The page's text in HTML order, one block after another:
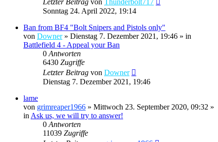
Sonntag 24. April 2022, 19:14
Ban from BF4 "Bolt Snipers and Pistols only"
von Downer» Dienstag 7. Dezember 2021, 19:46 » in
Battlefield 4 - Appeal your Ban
0 Antworten
6430 Zugriffe
Letzter Beitrag von Downer
Dienstag 7. Dezember 2021, 19:46
lame
von grimreaper1966 » Mittwoch 23. September 2020, 09:32 »
in Ask us, we will try to answer!
0 Antworten
11039 Zugriffe